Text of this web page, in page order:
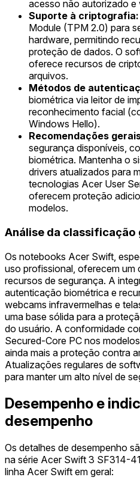
acesso não autorizado e
Suporte à criptografia:
Module (TPM 2.0) para
hardware, permitindo
proteção de dados. O
oferece recursos de
arquivos.
Métodos de
biométrica via leitor de
reconhecimento facial
Windows Hello).
Recomendações
segurança disponíveis,
biométrica. Mantenha o
drivers atualizados para
tecnologias Acer User
oferecem proteção
modelos.
Análise da classificação
Os notebooks Acer Swift,
uso profissional, oferecem um
recursos de segurança. A
autenticação biométrica e
webcams infravermelhas e
uma base sólida para a
do usuário. A conformidade
Secured-Core PC nos
ainda mais a proteção contra
Atualizações regulares de
para manter um alto nível de
Desempenho e
desempenho
Os detalhes de desempenho
na série Acer Swift 3 SF314-
linha Acer Swift em geral: